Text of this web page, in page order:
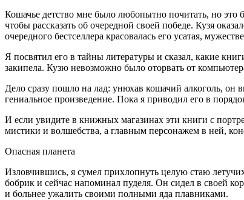
Кошачье детство мне было любопытно почитать, но это
чтобы рассказать об очередной своей победе. Кузя
очередного бестселлера красовалась его усатая,
Я посвятил его в тайны литературы и сказал, какие
закипела. Кузю невозможно было оторвать от
Дело сразу пошло на лад: унюхав кошачий алкоголь, он
гениальное произведение. Пока я приводил его в
И если увидите в книжных магазинах эти книги с
мистики и волшебства, а главным персонажем в ней,
Опасная планета
Изловчившись, я сумел прихлопнуть целую стаю
бобрик и сейчас напоминал пуделя. Он сидел в своей
и больнее ужалить своими полными яда плавниками.